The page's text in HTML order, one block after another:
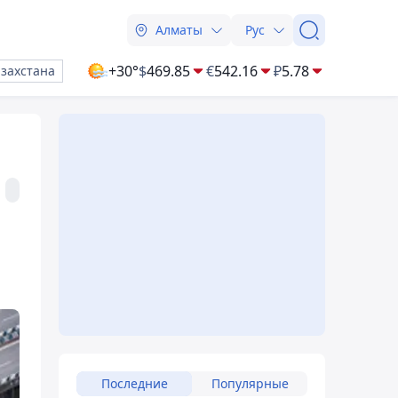
Алматы Рус
+30°$469.85 €542.16 ₽5.78
Последние Популярные